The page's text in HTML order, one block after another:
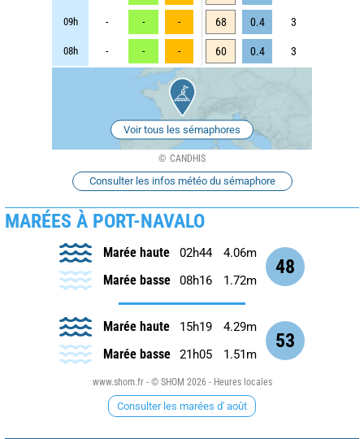
09h - - - 68 0.4 3
08h - - - 60 0.4 3
Voir tous les sémaphores
CANDHIS
Consulter les infos météo du sémaphore
MARÉES À PORT-NAVALO
48
Marée haute 02h44 4.06m
Marée basse 08h16 1.72m
53
Marée haute 15h19 4.29m
Marée basse 21h05 1.51m
www.shom.fr - © SHOM 2026 - Heures locales
Consulter les marées d' août